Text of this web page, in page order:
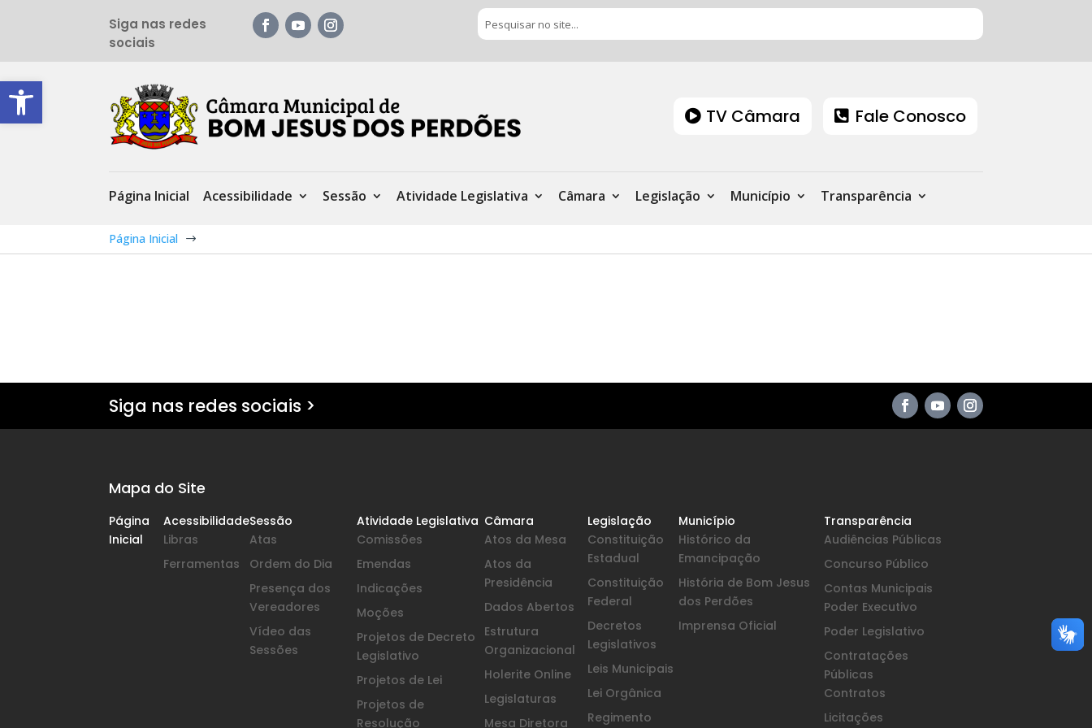
Barra de Ferramentas Aberta
Siga nas redes
sociais
TV Câmara Fale Conosco
Página Inicial Acessibilidade Sessão Atividade Legislativa Câmara Legislação Município Transparência
Página Inicial $
Siga nas redes sociais >
Mapa do Site
Página
Inicial
Acessibilidade
Libras
Ferramentas
Sessão
Atas
Ordem do Dia
Presença dos
Vereadores
Vídeo das
Sessões
Atividade Legislativa
Comissões
Emendas
Indicações
Moções
Projetos de Decreto
Legislativo
Projetos de Lei
Projetos de
Resolução
Câmara
Atos da Mesa
Atos da
Presidência
Dados Abertos
Estrutura
Organizacional
Holerite Online
Legislaturas
Mesa Diretora
Legislação
Constituição
Estadual
Constituição
Federal
Decretos
Legislativos
Leis Municipais
Lei Orgânica
Regimento
Município
Histórico da
Emancipação
História de Bom Jesus
dos Perdões
Imprensa Oficial
Transparência
Audiências Públicas
Concurso Público
Contas Municipais
Poder Executivo
Poder Legislativo
Contratações
Públicas
Contratos
Licitações